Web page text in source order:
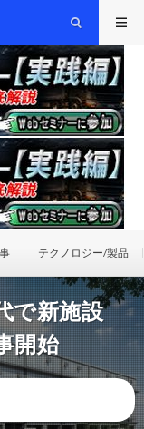
テクノロジー/製品
で新施設
開始